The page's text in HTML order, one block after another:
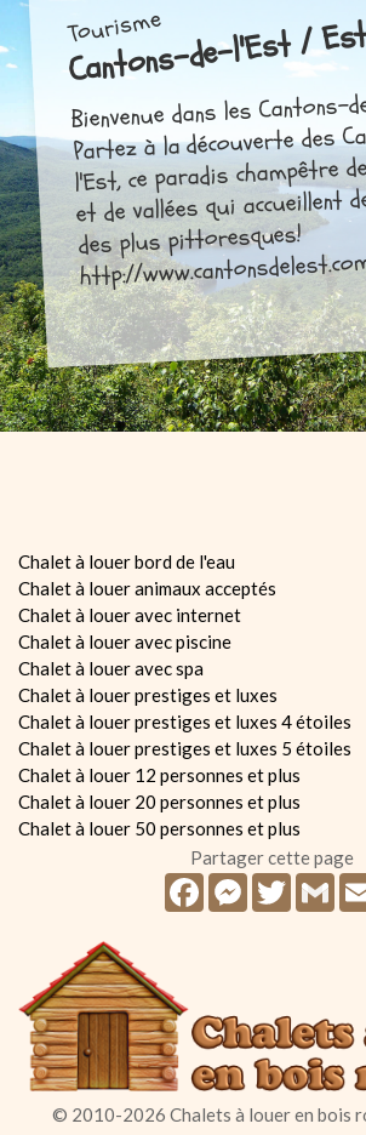
Tourisme
Cantons-de-l'Est /
Bienvenue dans les Cantons-
Partez à la découverte des
l'Est, ce paradis champêtre
et de vallées qui accueillent
des plus pittoresques!
http://
Chalet à louer bord de l'eau
Chalet à louer animaux acceptés
Chalet à louer avec internet
Chalet à louer avec piscine
Chalet à louer avec spa
Chalet à louer prestiges et luxes
Chalet à louer prestiges et luxes 4 étoiles
Chalet à louer prestiges et luxes 5 étoiles
Chalet à louer 12 personnes et plus
Chalet à louer 20 personnes et plus
Chalet à louer 50 personnes et plus
Partager cette page
FacebookMessenger
Twitter
© 2010-2026 Chalets à louer en bois